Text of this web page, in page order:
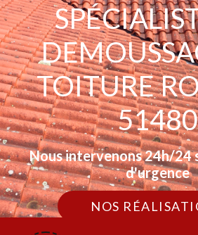
TOITURE
51480
Nous intervenons 24h/24
d'urgence
NOS